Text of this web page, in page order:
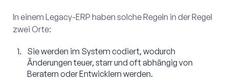
In einem Legacy-ERP haben solche Regeln in der Regel
zwei Orte:
Sie werden im System codiert, wodurch
Änderungen teuer, starr und oft abhängig von
Beratern oder Entwicklern werden.